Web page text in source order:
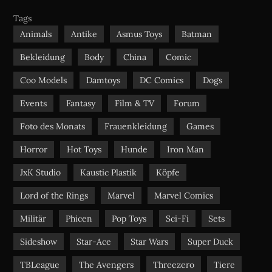
o
k
e
r
m
Tags
Animals
Antike Asmus Toys Batman
Bekleidung Body China Comic
Coo Models Damtoys DC Comics Dogs
Events Fantasy Film & TV Forum
Foto des Monats Frauenkleidung Games
Horror Hot Toys Hunde Iron Man
JxK Studio Kaustic Plastik Köpfe
Lord of the Rings Marvel Marvel Comics
Militär Phicen Pop Toys Sci-Fi Sets
Sideshow Star-Ace Star Wars Super Duck
TBLeague The Avengers Threezero Tiere